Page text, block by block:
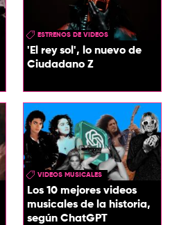
ESTRENOS DE VIDEOS
'El rey sol', lo nuevo de
Ciudadano Z
VIDEOS MUSICALES
Los 10 mejores videos
musicales de la historia,
según ChatGPT